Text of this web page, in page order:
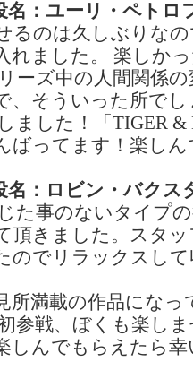
名：ユーリ・ペトロ
るのは久しぶりな
れました。 楽しか
ーズ中の人間関係
、そういった所でし
ました！「TIGER &
ばってます！楽し
名：ロビン・バクス
た事のないタイプ
頂きました。スタ
のでリラックスし
所満載の作品になっ
参戦、ぼくも楽し
しんでもらえたら幸